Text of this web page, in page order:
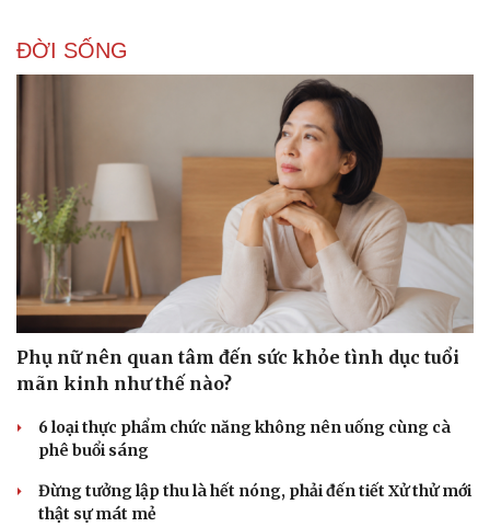
ĐỜI SỐNG
Phụ nữ nên quan tâm đến sức khỏe tình dục tuổi
mãn kinh như thế nào?
6 loại thực phẩm chức năng không nên uống cùng cà
phê buổi sáng
Đừng tưởng lập thu là hết nóng, phải đến tiết Xử thử mới
thật sự mát mẻ